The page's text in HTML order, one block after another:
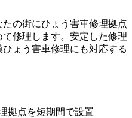
の街にひょう害車修理拠点
修理します。安定した修理
ょう害車修理にも対応する
拠点を短期間で設置